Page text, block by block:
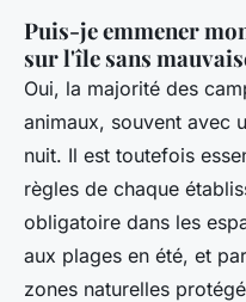
Puis-je emmener
sur l'île sans
Oui, la majorité des
animaux, souvent avec
nuit. Il est toutefois
règles de chaque
obligatoire dans les
aux plages en été, et
zones naturelles